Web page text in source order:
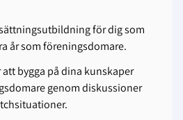
för dig som
år som föreningsdomare.
bygga på dina kunskaper
genom diskussioner